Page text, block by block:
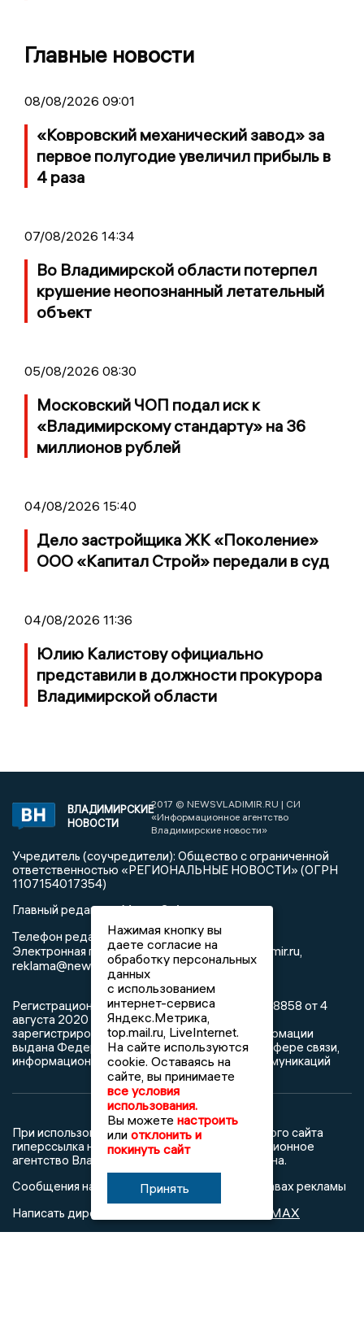
Главные новости
08/08/2026 09:01
«Ковровский механический завод» за
первое полугодие увеличил прибыль в
4 раза
07/08/2026 14:34
Во Владимирской области потерпел
крушение неопознанный летательный
объект
05/08/2026 08:30
Московский ЧОП подал иск к
«Владимирскому стандарту» на 36
миллионов рублей
04/08/2026 15:40
Дело застройщика ЖК «Поколение»
ООО «Капитал Строй» передали в суд
04/08/2026 11:36
Юлию Калистову официально
представили в должности прокурора
Владимирской области
ВЛАДИМИРСКИЕ
НОВОСТИ
2017 © NEWSVLADIMIR.RU | СИ
«Информационное агентство
Владимирские новости»
Учредитель (соучредители): Общество с ограниченной
ответственностью «РЕГИОНАЛЬНЫЕ НОВОСТИ» (ОГРН
1107154017354)
Главный редактор: Мазов С. А.
Телефон редакции:8 (4922) 666916
Электронная почта редакции:info@newsvladimir.ru
reklama@newsvladimir.ru
Регистрационный номер: серия Эл № ФС77-78858 от 4
августа 2020 г. согласно выписке из реестра
зарегистрированных средств массовой информации
выдана Федеральной службой по надзору в сфере связи,
информационных технологий и массовых коммуникаций
При использовании любого материала с данного сайта
гиперссылка на Сетевое издание «Информационное
агентство Владимирские новости» обязательна.
Сообщения на сером фоне размещены на правах рекламы
Написать директору в телеграм
MAX
Нажимая кнопку вы
даете согласие на
обработку персональных
данных
с использованием
интернет-сервиса
Яндекс.Метрика,
top.mail.ru, LiveInternet.
На сайте используются
cookie. Оставаясь на
сайте, вы принимаете
все условия
использования.
Вы можете настроить
или отклонить и
покинуть сайт
Принять